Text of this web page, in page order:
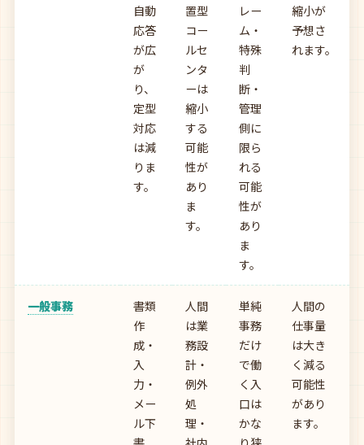
自動
応答
が広
が
り、
定型
対応
は減
りま
す。
置型
コー
ルセ
ンタ
ーは
縮小
する
可能
性が
あり
ま
す。
レー
ム・
特殊
判
断・
管理
側に
限ら
れる
可能
性が
あり
ま
す。
縮小が
予想さ
れます。
一般事務
書類
作
成・
入
力・
メー
ル下
人間
は業
務設
計・
例外
処
理・
単純
事務
だけ
で働
く入
口は
かな
人間の
仕事量
は大き
く減る
可能性
があり
ます。